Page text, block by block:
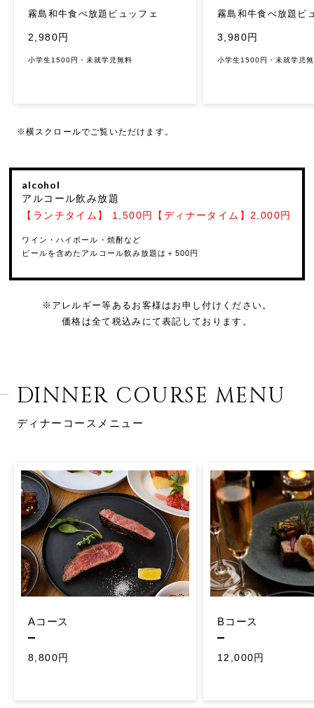
霧島和牛食べ放題ビュッフェ
2,980円
小学生1500円・未就学児無料
霧島和牛食べ放題ビ
3,980円
小学生1500円・未就学児
※横スクロールでご覧いただけます。
alcohol
アルコール飲み放題
【ランチタイム】 1,500円【ディナータイム】2,000円
ワイン・ハイボール・焼酎など
ビールを含めたアルコール飲み放題は＋500円
※アレルギー等あるお客様はお申し付けください。
価格は全て税込みにて表記しております。
DINNER COURSE MENU
ディナーコースメニュー
Aコース
8,800円
Bコース
12,000円